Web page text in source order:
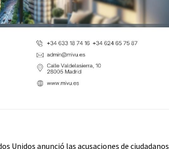
Unidos anunció las acusaciones de ciudadanos